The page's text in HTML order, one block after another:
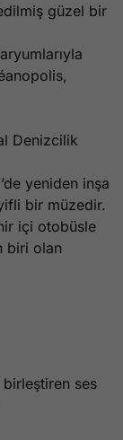
güzel bir
Denizcilik
yeniden inşa
bir müzedir.
içi otobüsle
biri olan
ses